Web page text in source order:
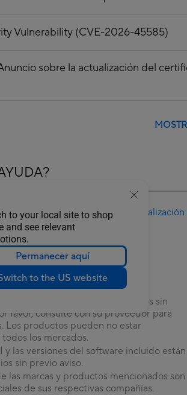
to your local site to shop
and see relevant
Permanecer aquí
to the US website
correo electrónico
Vulnerability (CVE-2026-45585)
sobre la actualización del
están sujetas a cambios sin
favor, consulte con su proveedor para
Los productos pueden no estar
los mercados.
y las versiones del software incluido están
sin previo aviso.
las marcas y productos mencionados son
de sus respectivas compañías.